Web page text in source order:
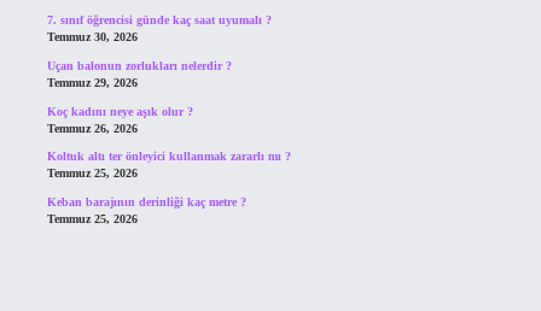
7. sınıf öğrencisi günde kaç saat uyumalı ?
Temmuz 30, 2026
Uçan balonun zorlukları nelerdir ?
Temmuz 29, 2026
Koç kadını neye aşık olur ?
Temmuz 26, 2026
Koltuk altı ter önleyici kullanmak zararlı mı ?
Temmuz 25, 2026
Keban barajının derinliği kaç metre ?
Temmuz 25, 2026